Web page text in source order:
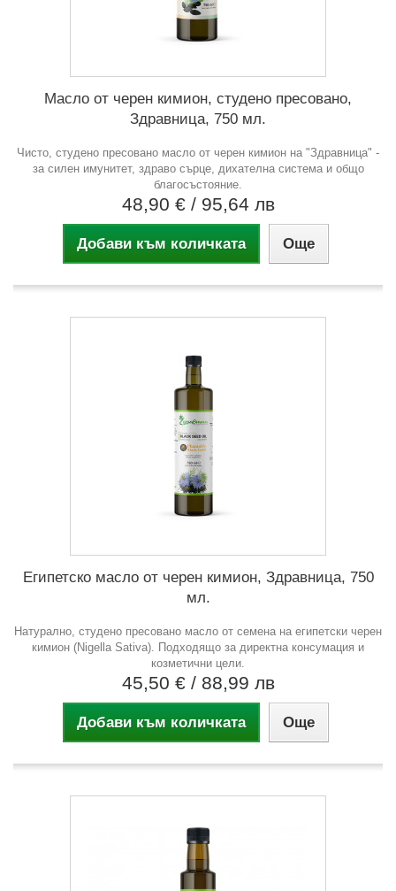
Масло от черен кимион, студено пресовано,
Здравница, 750 мл.
Чисто, студено пресовано масло от черен кимион на "Здравница" -
за силен имунитет, здраво сърце, дихателна система и общо
благосъстояние.
48,90 € / 95,64 лв
Добави към количката Още
Египетско масло от черен кимион, Здравница, 750
мл.
Натурално, студено пресовано масло от семена на египетски черен
кимион (Nigella Sativa). Подходящо за директна консумация и
козметични цели.
45,50 € / 88,99 лв
Добави към количката Още